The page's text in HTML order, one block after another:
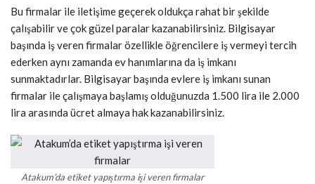
Bu firmalar ile iletişime geçerek oldukça rahat bir şekilde
çalışabilir ve çok güzel paralar kazanabilirsiniz. Bilgisayar
başında iş veren firmalar özellikle öğrencilere iş vermeyi tercih
ederken aynı zamanda ev hanımlarına da iş imkanı
sunmaktadırlar. Bilgisayar başında evlere iş imkanı sunan
firmalar ile çalışmaya başlamış olduğunuzda 1.500 lira ile 2.000
lira arasında ücret almaya hak kazanabilirsiniz.
Atakum’da etiket yapıştırma işi veren firmalar